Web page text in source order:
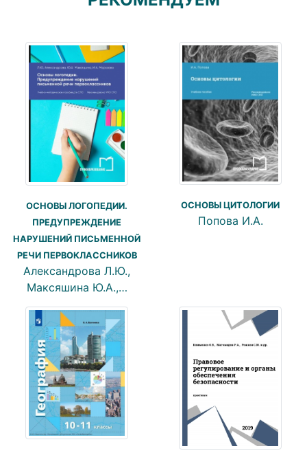
ОСНОВЫ ЛОГОПЕДИИ.
ПРЕДУПРЕЖДЕНИЕ
НАРУШЕНИЙ ПИСЬМЕННОЙ
РЕЧИ ПЕРВОКЛАССНИКОВ
Александрова Л.Ю.,
Максяшина Ю.А.,…
ОСНОВЫ ЦИТОЛОГИИ
Попова И.А.